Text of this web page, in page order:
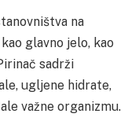
na
glavno jelo, kao
sadrži
ugljene hidrate,
važne organizmu.